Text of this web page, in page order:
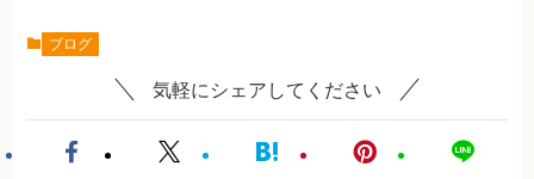
ブログ
気軽にシェアしてください